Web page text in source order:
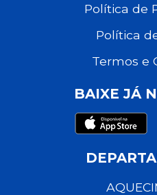
Política de
Política
Termos e
BAIXE JÁ